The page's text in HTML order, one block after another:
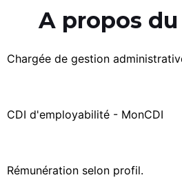
A propos
Chargée de gestion
CDI d'employabilité - MonCDI
Rémunération selon profil.